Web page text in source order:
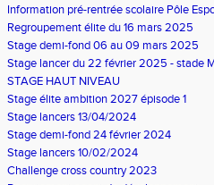
Information pré-rentrée scolaire Pôle
Regroupement élite du 16 mars 2025
Stage demi-fond 06 au 09 mars 2025
Stage lancer du 22 février 2025 - stade
STAGE HAUT NIVEAU
Stage élite ambition 2027 épisode 1
Stage lancers 13/04/2024
Stage demi-fond 24 février 2024
Stage lancers 10/02/2024
Challenge cross country 2023